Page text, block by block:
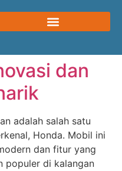
dan
adalah salah satu
Honda. Mobil ini
dan fitur yang
populer di kalangan